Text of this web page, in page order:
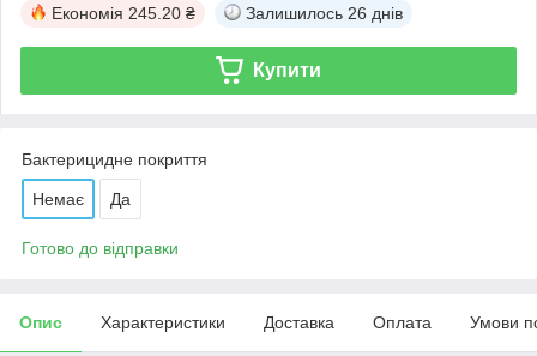
Економія 245.20 ₴ Залишилось 26 днів
Купити
Бактерицидне покриття
Немає Да
Готово до відправки
Опис Характеристики Доставка Оплата Умови